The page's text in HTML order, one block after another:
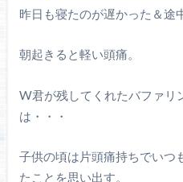
昨日も寝たのが遅かった＆途
朝起きると軽い頭痛。
W君が残してくれたバファリ
は・・・
子供の頃は片頭痛持ちでいつ
たことを思い出す。